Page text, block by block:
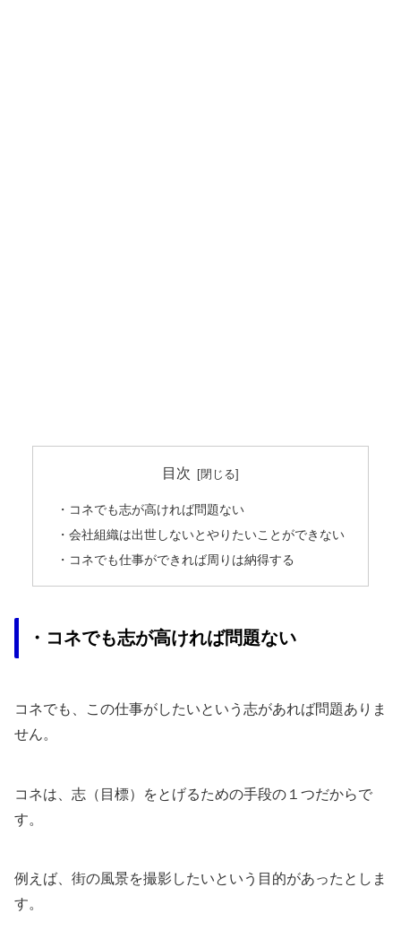
目次
・コネでも志が高ければ問題ない
・会社組織は出世しないとやりたいことができない
・コネでも仕事ができれば周りは納得する
・コネでも志が高ければ問題ない
コネでも、この仕事がしたいという志があれば問題ありま
せん。
コネは、志（目標）をとげるための手段の１つだからで
す。
例えば、街の風景を撮影したいという目的があったとしま
す。